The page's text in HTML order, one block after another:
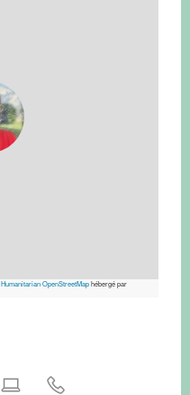
Humanitarian OpenStreetMaphébergé par